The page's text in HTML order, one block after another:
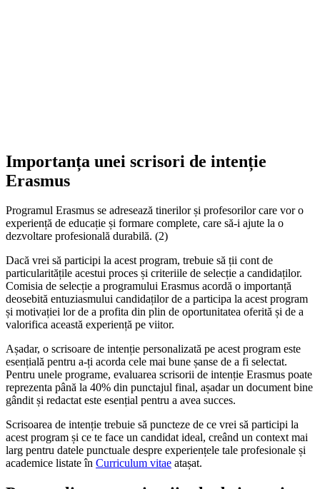
Importanța unei scrisori de intenție
Erasmus
Programul Erasmus se adresează tinerilor și profesorilor care vor o
experiență de educație și formare complete, care să-i ajute la o
dezvoltare profesională durabilă. (2)
Dacă vrei să participi la acest program, trebuie să ții cont de
particularitățile acestui proces și criteriile de selecție a candidaților.
Comisia de selecție a programului Erasmus acordă o importanță
deosebită entuziasmului candidaților de a participa la acest program
și motivației lor de a profita din plin de oportunitatea oferită și de a
valorifica această experiență pe viitor.
Așadar, o scrisoare de intenție personalizată pe acest program este
esențială pentru a-ți acorda cele mai bune șanse de a fi selectat.
Pentru unele programe, evaluarea scrisorii de intenție Erasmus poate
reprezenta până la 40% din punctajul final, așadar un document bine
gândit și redactat este esențial pentru a avea succes.
Scrisoarea de intenție trebuie să puncteze de ce vrei să participi la
acest program și ce te face un candidat ideal, creând un context mai
larg pentru datele punctuale despre experiențele tale profesionale și
academice listate în Curriculum vitae atașat.